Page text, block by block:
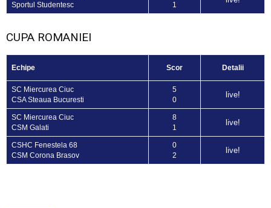
Sportul Studentesc
1
CUPA ROMANIEI
Echipe Scor Detalii
SC Miercurea Ciuc
CSA Steaua Bucuresti
5
0
live!
SC Miercurea Ciuc
CSM Galati
8
1
live!
CSHC Fenestela 68
CSM Corona Brasov
0
2
live!